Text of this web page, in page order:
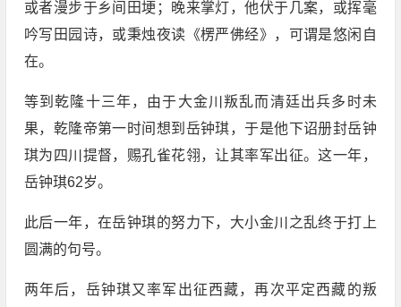
或者漫步于乡间田埂；晚来掌灯，他伏于几案，或挥毫
吟写田园诗，或秉烛夜读《楞严佛经》，可谓是悠闲自
在。
等到乾隆十三年，由于大金川叛乱而清廷出兵多时未
果，乾隆帝第一时间想到岳钟琪，于是他下诏册封岳钟
琪为四川提督，赐孔雀花翎，让其率军出征。这一年，
岳钟琪62岁。
此后一年，在岳钟琪的努力下，大小金川之乱终于打上
圆满的句号。
两年后，岳钟琪又率军出征西藏，再次平定西藏的叛